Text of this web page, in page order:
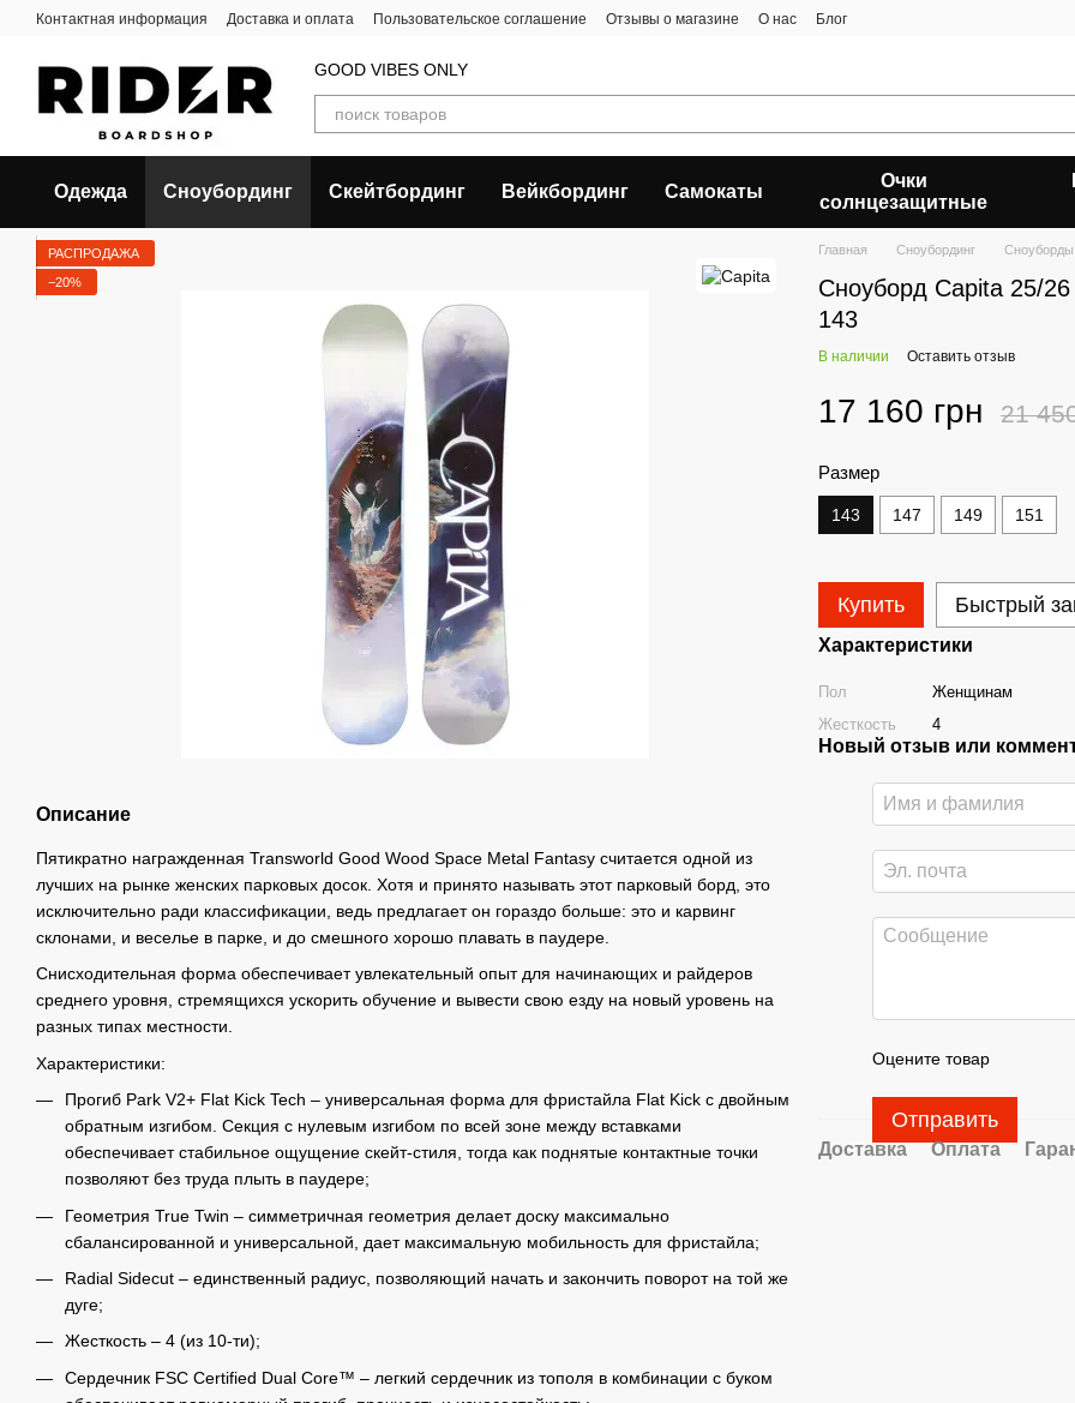
Перейти к основному контенту
Контактная информация Доставка и оплата Пользовательское соглашение Отзывы о магазине О нас Блог
GOOD VIBES ONLY
Одежда Сноубординг Скейтбординг Вейкбординг Самокаты
Очки
солнцезащитные
РАСПРОДАЖА
−20%
Описание
Пятикратно награжденная Transworld Good Wood Space Metal Fantasy считается одной из
лучших на рынке женских парковых досок. Хотя и принято называть этот парковый борд, это
исключительно ради классификации, ведь предлагает он гораздо больше: это и карвинг
склонами, и веселье в парке, и до смешного хорошо плавать в паудере.
Снисходительная форма обеспечивает увлекательный опыт для начинающих и райдеров
среднего уровня, стремящихся ускорить обучение и вывести свою езду на новый уровень на
разных типах местности.
Характеристики:
Прогиб Park V2+ Flat Kick Tech – универсальная форма для фристайла Flat Kick с двойным
обратным изгибом. Секция с нулевым изгибом по всей зоне между вставками
обеспечивает стабильное ощущение скейт-стиля, тогда как поднятые контактные точки
позволяют без труда плыть в паудере;
Геометрия True Twin – симметричная геометрия делает доску максимально
сбалансированной и универсальной, дает максимальную мобильность для фристайла;
Radial Sidecut – единственный радиус, позволяющий начать и закончить поворот на той же
дуге;
Жесткость – 4 (из 10-ти);
Сердечник FSC Certified Dual Core™ – легкий сердечник из тополя в комбинации с буком
Главная Сноубординг Сноуборды
Сноуборд Capita 25/
143
В наличии Оставить отзыв
17 160 грн 21
Размер
143 147 149 151
Купить Быстрый
Характеристики
Пол
Женщинам
Жесткость
4
Новый отзыв или
Оцените товар
Отправить
Доставка Оплата